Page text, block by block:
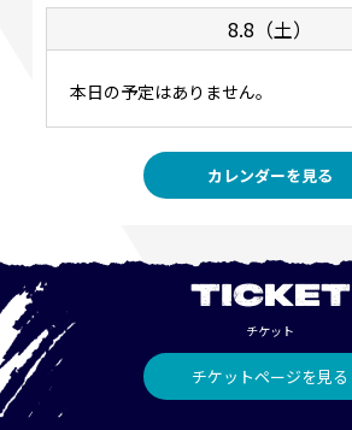
8.8（土）
本日の予定はありません。
カレンダーを見る
TICKET
チケット
チケットページを見る